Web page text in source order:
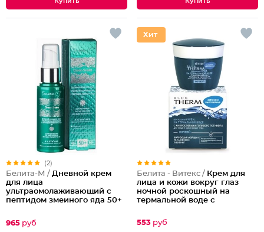
(2)
Белита-М / Дневной крем
для лица
ультраомолаживающий с
пептидом змеиного яда 50+
965 руб
Белита - Витекс / Крем для
лица и кожи вокруг глаз
ночной роскошный на
термальной воде с
ретинола Blue Therm
553 руб